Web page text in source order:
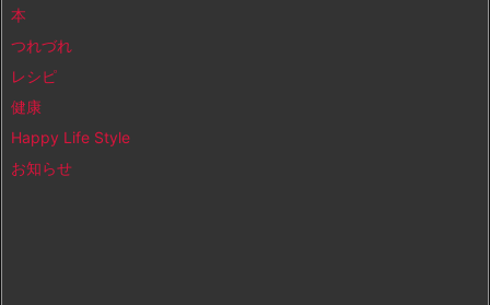
本
つれづれ
レシピ
健康
Happy Life Style
お知らせ